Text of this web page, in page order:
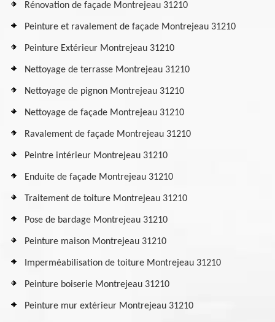
Rénovation de façade Montrejeau 31210
Peinture et ravalement de façade Montrejeau 31210
Peinture Extérieur Montrejeau 31210
Nettoyage de terrasse Montrejeau 31210
Nettoyage de pignon Montrejeau 31210
Nettoyage de façade Montrejeau 31210
Ravalement de façade Montrejeau 31210
Peintre intérieur Montrejeau 31210
Enduite de façade Montrejeau 31210
Traitement de toiture Montrejeau 31210
Pose de bardage Montrejeau 31210
Peinture maison Montrejeau 31210
Imperméabilisation de toiture Montrejeau 31210
Peinture boiserie Montrejeau 31210
Peinture mur extérieur Montrejeau 31210